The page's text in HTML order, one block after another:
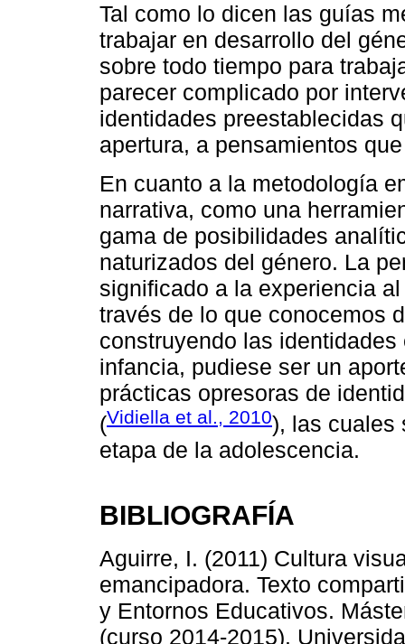
Tal como lo dicen las guías
trabajar en desarrollo del
sobre todo tiempo para
parecer complicado por
identidades preestablecidas
apertura, a pensamientos
En cuanto a la metodología
narrativa, como una
gama de posibilidades
naturizados del género. La
significado a la experiencia
través de lo que conocemos
construyendo las
infancia, pudiese ser un
prácticas opresoras de
(Vidiella et al., 2010), las cuales
etapa de la adolescencia.
BIBLIOGRAFÍA
Aguirre, I. (2011) Cultura
emancipadora. Texto
y Entornos Educativos.
(curso 2014-2015).